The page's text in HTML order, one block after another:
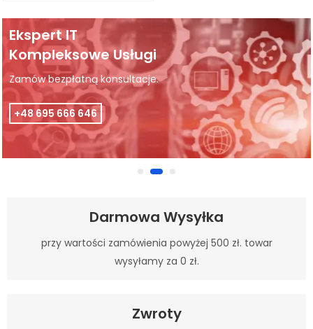
Ekspert IT
Kompleksowe Usługi
Zamów bezpłatną konsultacje.
+48 695 666 646
Darmowa Wysyłka
przy wartości zamówienia powyżej 500 zł. towar
wysyłamy za 0 zł.
Zwroty